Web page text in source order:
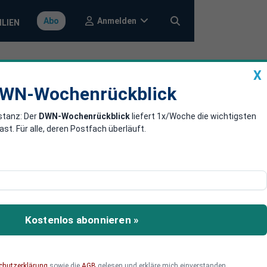
Abo Anmelden
der EU
Glyphosat. Das kann
führen. Einige
geklärt.
X
Wochenrückblick
Der DWN-Wochenrückblick liefert 1x/Woche die wichtigsten
Für alle, deren Postfach überläuft.
Kostenlos abonnieren »